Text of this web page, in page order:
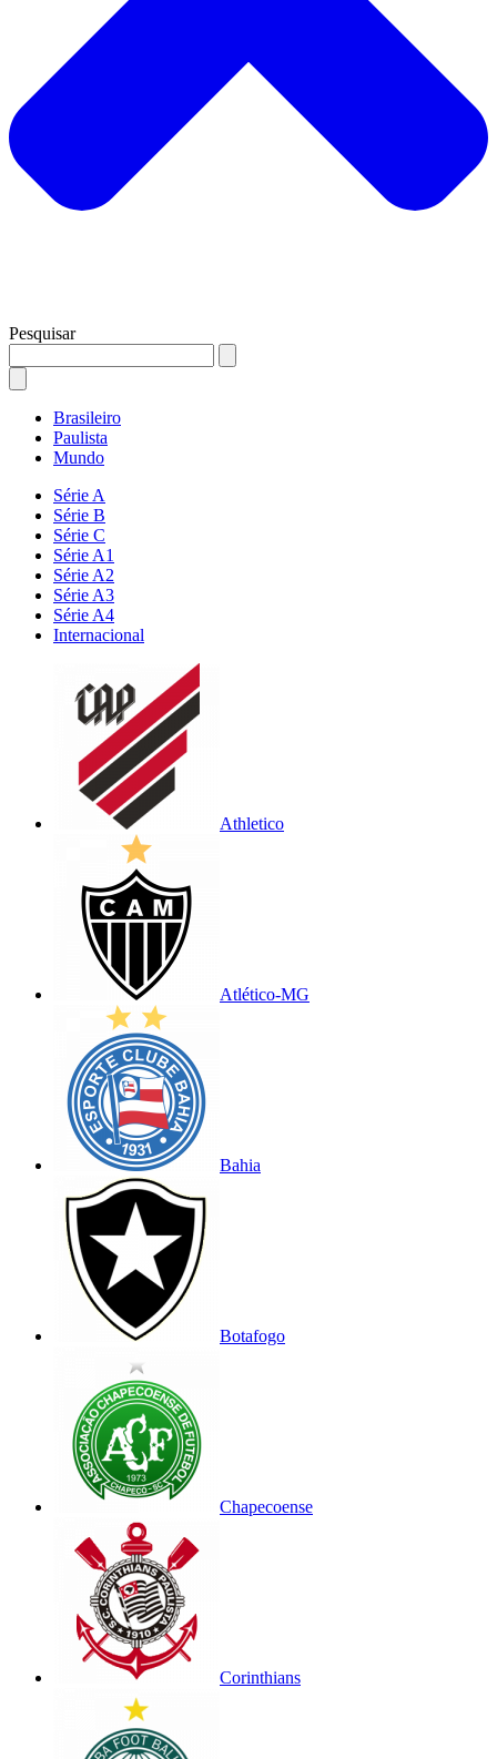
Pesquisar
Brasileiro
Paulista
Mundo
Série A
Série B
Série C
Série A1
Série A2
Série A3
Série A4
Internacional
Athletico
Atlético-MG
Bahia
Botafogo
Chapecoense
Corinthians